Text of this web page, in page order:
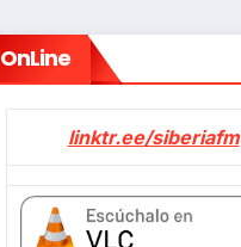
OnLine
linktr.ee/siberiafm